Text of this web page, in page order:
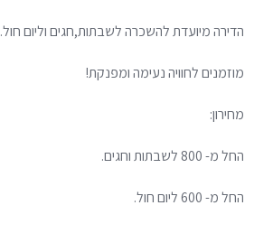
הדירה מיועדת להשכרה לשבתות,חגים וליום חול.
מוזמנים לחוויה נעימה ומפנקת!
מחירון:
החל מ- 800 לשבתות וחגים.
החל מ- 600 ליום חול.